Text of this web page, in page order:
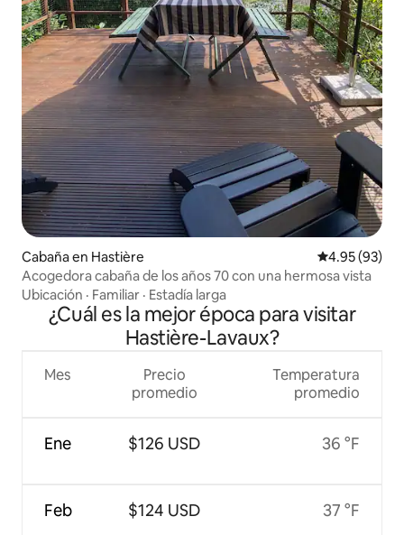
Cabaña en Hastière Calificación
4.95 (93)
Acogedora cabaña de los años 70 con una hermosa vista
Ubicación · Familiar · Estadía larga
¿Cuál es la mejor época para visitar
Hastière-Lavaux?
Mes
Ene
Feb
Precio
promedio
$126 USD
$124 USD
Temperatura
promedio
36 °F
37 °F